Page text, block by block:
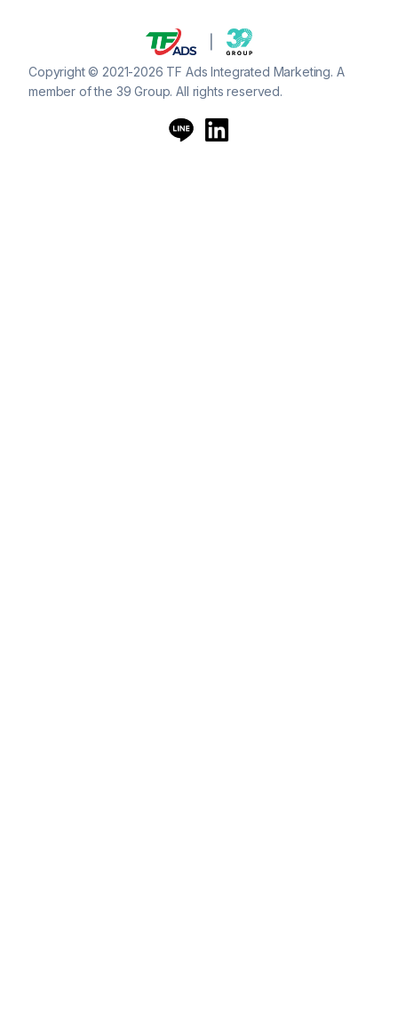
Copyright © 2021-2026 TF Ads Integrated Marketing. A
member of the 39 Group. All rights reserved.